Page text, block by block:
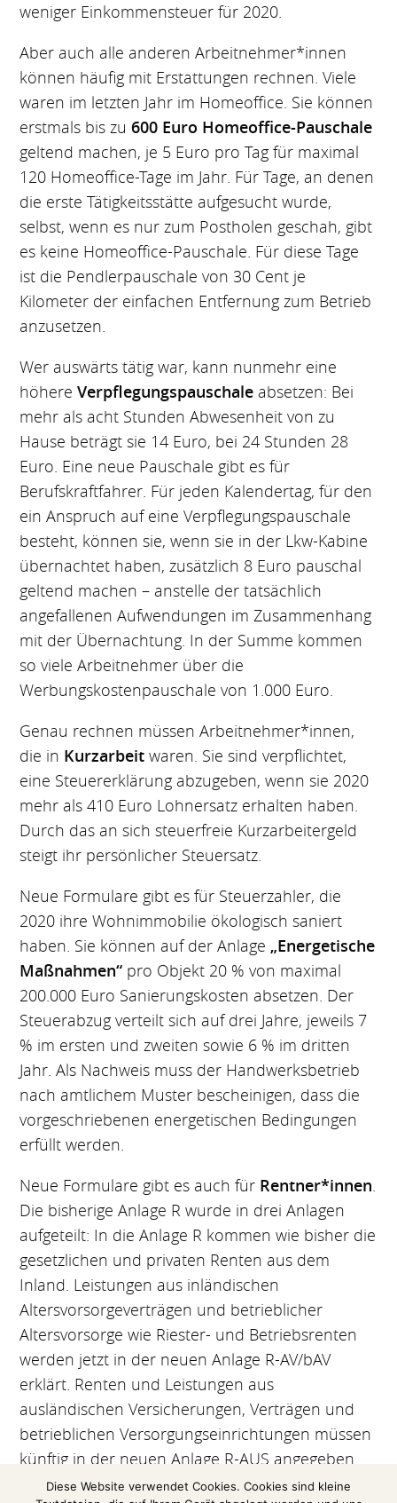
weniger Einkommensteuer für 2020.
Aber auch alle anderen Arbeitnehmer*innen
können häufig mit Erstattungen rechnen. Viele
waren im letzten Jahr im Homeoffice. Sie können
erstmals bis zu600 Euro Homeoffice-Pauschale
geltend machen, je 5 Euro pro Tag für maximal
120 Homeoffice-Tage im Jahr. Für Tage, an denen
die erste Tätigkeitsstätte aufgesucht wurde,
selbst, wenn es nur zum Postholen geschah, gibt
es keine Homeoffice-Pauschale. Für diese Tage
ist die Pendlerpauschale von 30 Cent je
Kilometer der einfachen Entfernung zum Betrieb
anzusetzen.
Wer auswärts tätig war, kann nunmehr eine
höhereVerpflegungspauschale absetzen: Bei
mehr als acht Stunden Abwesenheit von zu
Hause beträgt sie 14 Euro, bei 24 Stunden 28
Euro. Eine neue Pauschale gibt es für
Berufskraftfahrer. Für jeden Kalendertag, für den
ein Anspruch auf eine Verpflegungspauschale
besteht, können sie, wenn sie in der Lkw-Kabine
übernachtet haben, zusätzlich 8 Euro pauschal
geltend machen – anstelle der tatsächlich
angefallenen Aufwendungen im Zusammenhang
mit der Übernachtung. In der Summe kommen
so viele Arbeitnehmer über die
Werbungskostenpauschale von 1.000 Euro.
Genau rechnen müssen Arbeitnehmer*innen,
die in Kurzarbeit waren. Sie sind verpflichtet,
eine Steuererklärung abzugeben, wenn sie 2020
mehr als 410 Euro Lohnersatz erhalten haben.
Durch das an sich steuerfreie Kurzarbeitergeld
steigt ihr persönlicher Steuersatz.
Neue Formulare gibt es für Steuerzahler, die
2020 ihre Wohnimmobilie ökologisch saniert
haben. Sie können auf der Anlage „Energetische
Maßnahmen“ pro Objekt 20 % von maximal
200.000 Euro Sanierungskosten absetzen. Der
Steuerabzug verteilt sich auf drei Jahre, jeweils 7
% im ersten und zweiten sowie 6 % im dritten
Jahr. Als Nachweis muss der Handwerksbetrieb
nach amtlichem Muster bescheinigen, dass die
vorgeschriebenen energetischen Bedingungen
erfüllt werden.
Neue Formulare gibt es auch für Rentner*innen.
Die bisherige Anlage R wurde in drei Anlagen
aufgeteilt: In die Anlage R kommen wie bisher die
gesetzlichen und privaten Renten aus dem
Inland. Leistungen aus inländischen
Altersvorsorgeverträgen und betrieblicher
Altersvorsorge wie Riester- und Betriebsrenten
werden jetzt in der neuen Anlage R-AV/bAV
erklärt. Renten und Leistungen aus
ausländischen Versicherungen, Verträgen und
betrieblichen Versorgungseinrichtungen müssen
künftig in der neuen Anlage R-AUS angegeben
werden.
Diese Website verwendet Cookies. Cookies sind kleine